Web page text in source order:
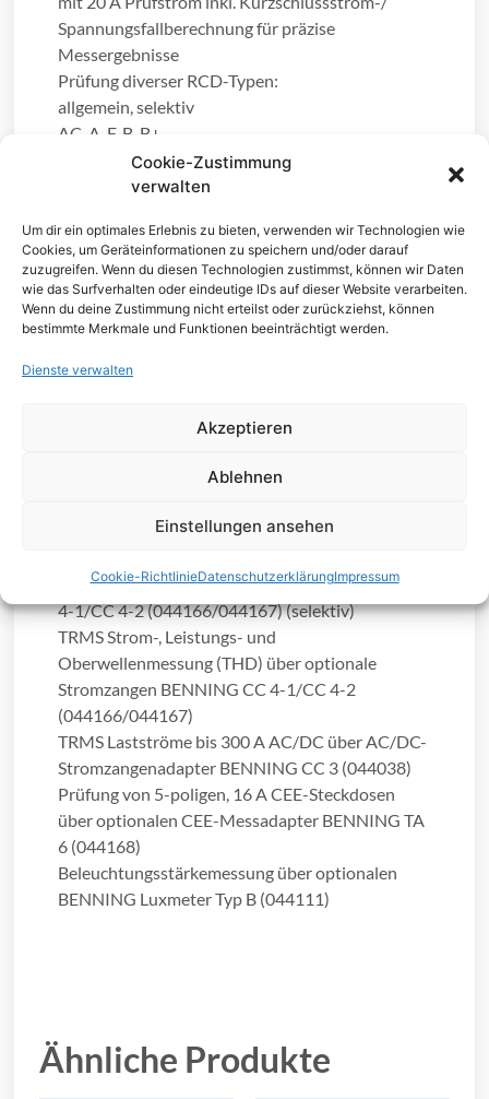
Cookie-Zustimmung
verwalten
Um dir ein optimales Erlebnis zu bieten, verwenden wir Technologien wie
Cookies, um Geräteinformationen zu speichern und/oder darauf
zuzugreifen. Wenn du diesen Technologien zustimmst, können wir Daten
wie das Surfverhalten oder eindeutige IDs auf dieser Website verarbeiten.
Wenn du deine Zustimmung nicht erteilst oder zurückziehst, können
bestimmte Merkmale und Funktionen beeinträchtigt werden.
Dienste verwalten
Akzeptieren
Ablehnen
Einstellungen ansehen
Cookie-RichtlinieDatenschutzerklärungImpressum
Spannungsfallberechnung für präzise
Messergebnisse
Prüfung diverser RCD-Typen:
allgemein, selektiv
AC, A, F, B, B+
EV RCD, EV RCM (RDC-DD)
RCD-Prüfung mit RCD Auto-, RCD t-, RCD I- und
Uc-Messung
TRMS Spannungs- und Frequenzmessung,
Drehfeld- und Varistorprüfung
Erstfehler-Ableitstrom im IT Netz (ISFL)
Prüfung von 1- und 3-phasigen EV-Ladestationen
des Ladevorgangs über optionalen Prüfadapter
Zwei Methoden zur Erdungswiderstandsmessung
selektiv) und Stromzangenadapter BENNING CC
4-1/CC 4-2 (044166/044167) (selektiv)
TRMS Strom-, Leistungs- und
Oberwellenmessung (THD) über optionale
Stromzangen BENNING CC 4-1/CC 4-2
(044166/044167)
TRMS Lastströme bis 300 A AC/DC über AC/DC-
Stromzangenadapter BENNING CC 3 (044038)
Prüfung von 5-poligen, 16 A CEE-Steckdosen
über optionalen CEE-Messadapter BENNING TA
6 (044168)
Beleuchtungsstärkemessung über optionalen
BENNING Luxmeter Typ B (044111)
Ähnliche Produkte